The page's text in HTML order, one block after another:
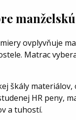
ovplyvňuje
Matrac
škály materiálov,
HR peny,
a tuhostí.